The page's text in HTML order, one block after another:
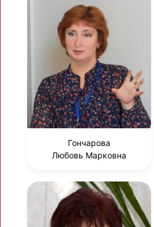
Гончарова
Любовь Марковна